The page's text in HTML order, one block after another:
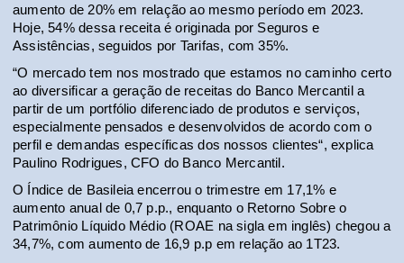
aumento de 20% em relação ao mesmo período em 2023.
Hoje, 54% dessa receita é originada por Seguros e
Assistências, seguidos por Tarifas, com 35%.
“O mercado tem nos mostrado que estamos no caminho certo
ao diversificar a geração de receitas do Banco Mercantil a
partir de um portfólio diferenciado de produtos e serviços,
especialmente pensados e desenvolvidos de acordo com o
perfil e demandas específicas dos nossos clientes“, explica
Paulino Rodrigues, CFO do Banco Mercantil.
O Índice de Basileia encerrou o trimestre em 17,1% e
aumento anual de 0,7 p.p., enquanto o Retorno Sobre o
Patrimônio Líquido Médio (ROAE na sigla em inglês) chegou a
34,7%, com aumento de 16,9 p.p em relação ao 1T23.